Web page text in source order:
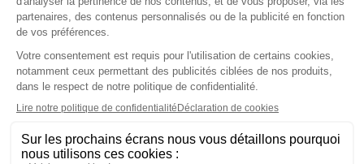
Herbatint
Soin colorant 4M châtain
Herbatint
Soin colorant 7D blond